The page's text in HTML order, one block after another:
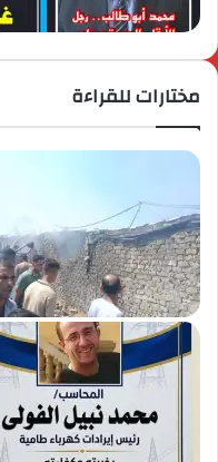
مختارات للقراءة